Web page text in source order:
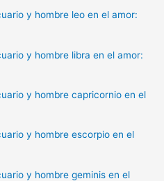
y hombre leo en el amor:
y hombre libra en el amor:
y hombre capricornio en el
y hombre escorpio en el
y hombre geminis en el